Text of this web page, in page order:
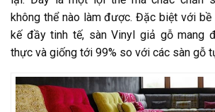
không thể nào làm được. Đặc biệt với
kế đầy tinh tế, sàn Vinyl giả gỗmang
thực và giống tới 99% so với các sàn gỗ